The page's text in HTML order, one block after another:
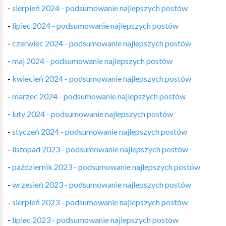
- sierpień 2024 - podsumowanie najlepszych postów
- lipiec 2024 - podsumowanie najlepszych postów
- czerwiec 2024 - podsumowanie najlepszych postów
- maj 2024 - podsumowanie najlepszych postów
- kwiecień 2024 - podsumowanie najlepszych postów
- marzec 2024 - podsumowanie najlepszych postów
- luty 2024 - podsumowanie najlepszych postów
- styczeń 2024 - podsumowanie najlepszych postów
- listopad 2023 - podsumowanie najlepszych postów
- październik 2023 - podsumowanie najlepszych postów
- wrzesień 2023 - podsumowanie najlepszych postów
- sierpień 2023 - podsumowanie najlepszych postów
- lipiec 2023 - podsumowanie najlepszych postów